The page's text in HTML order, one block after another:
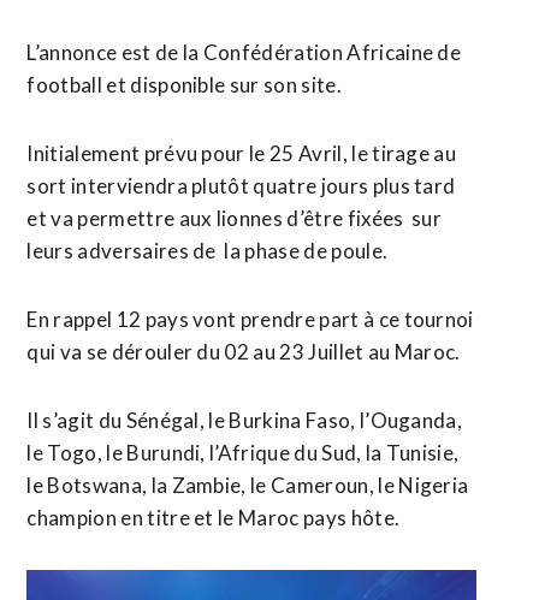
L’annonce est de la Confédération Africaine de
football et disponible sur son site.
Initialement prévu pour le 25 Avril, le tirage au
sort interviendra plutôt quatre jours plus tard
et va permettre aux lionnes d’être fixées sur
leurs adversaires de la phase de poule.
En rappel 12 pays vont prendre part à ce tournoi
qui va se dérouler du 02 au 23 Juillet au Maroc.
Il s’agit du Sénégal, le Burkina Faso, l’Ouganda,
le Togo, le Burundi, l’Afrique du Sud, la Tunisie,
le Botswana, la Zambie, le Cameroun, le Nigeria
champion en titre et le Maroc pays hôte.